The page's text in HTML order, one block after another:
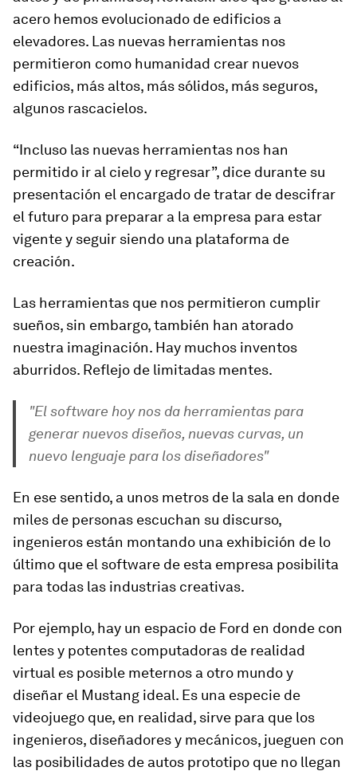
acero hemos evolucionado de edificios a
elevadores. Las nuevas herramientas nos
permitieron como humanidad crear nuevos
edificios, más altos, más sólidos, más seguros,
algunos rascacielos.
“Incluso las nuevas herramientas nos han
permitido ir al cielo y regresar”, dice durante su
presentación el encargado de tratar de descifrar
el futuro para preparar a la empresa para estar
vigente y seguir siendo una plataforma de
creación.
Las herramientas que nos permitieron cumplir
sueños, sin embargo, también han atorado
nuestra imaginación. Hay muchos inventos
aburridos. Reflejo de limitadas mentes.
"El software hoy nos da herramientas para
generar nuevos diseños, nuevas curvas, un
nuevo lenguaje para los diseñadores"
En ese sentido, a unos metros de la sala en donde
miles de personas escuchan su discurso,
ingenieros están montando una exhibición de lo
último que el software de esta empresa posibilita
para todas las industrias creativas.
Por ejemplo, hay un espacio de Ford en donde con
lentes y potentes computadoras de realidad
virtual es posible meternos a otro mundo y
diseñar el Mustang ideal. Es una especie de
videojuego que, en realidad, sirve para que los
ingenieros, diseñadores y mecánicos, jueguen con
las posibilidades de autos prototipo que no llegan